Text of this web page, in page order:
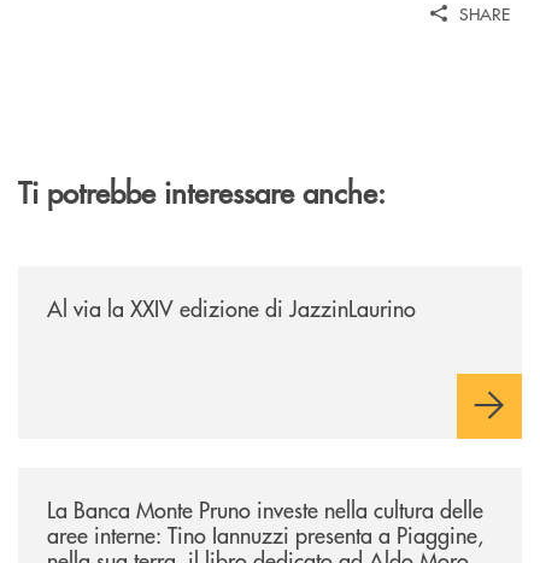
SHARE
Ti potrebbe interessare anche:
Al via la XXIV edizione di JazzinLaurino
La Banca Monte Pruno investe nella cultura delle
aree interne: Tino Iannuzzi presenta a Piaggine,